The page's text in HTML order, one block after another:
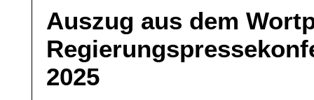
Auszug aus dem
2025